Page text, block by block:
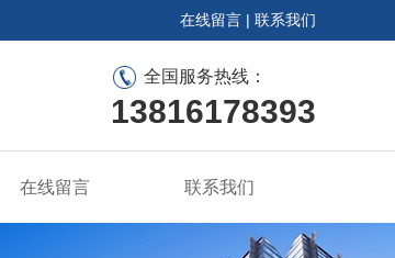
在线留言 | 联系我们
全国服务热线：
13816178393
在线留言 联系我们